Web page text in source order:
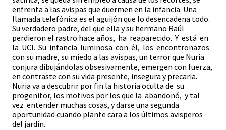
enfrenta a las avispas que duermen en la infancia. Una
llamada telefónica es el aguijón que lo desencadena todo.
Su verdadero padre, del que ella y su hermano Raúl
perdieron el rastro hace años, ha reaparecido. Y está en
la UCI. Su infancia luminosa con él, los encontronazos
con su madre, su miedo a las avispas, un terror que Nuria
conjura dibujándolas obsesivamente, emergen con fuerza,
en contraste con su vida presente, insegura y precaria.
Nuria va a descubrir por fin la historia oculta de su
progenitor, los motivos por los que la abandonó, y tal
vez entender muchas cosas, y darse una segunda
oportunidad cuando plante cara a los últimos avisperos
del jardín.